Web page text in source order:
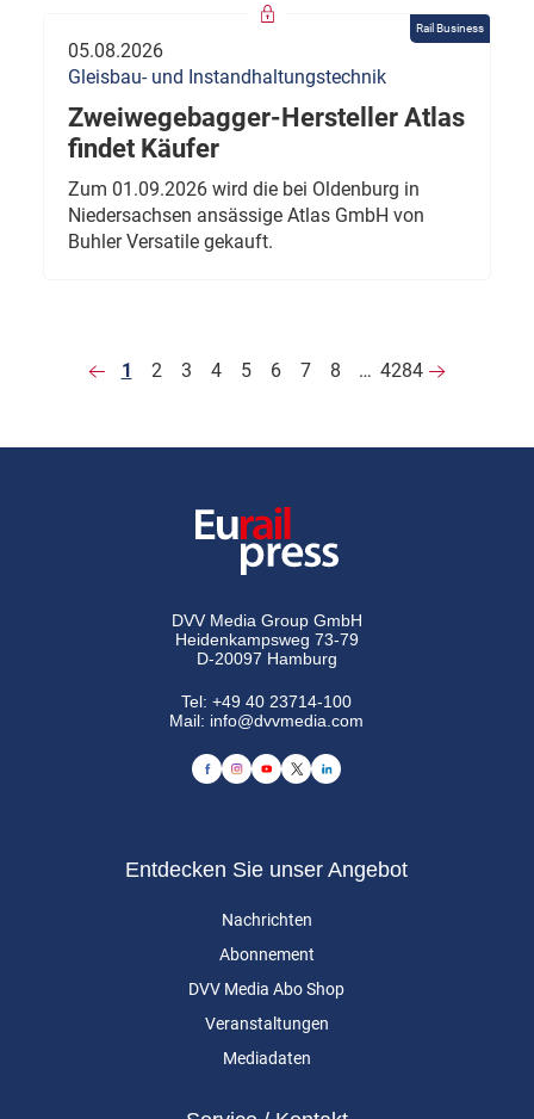
Rail Business
05.08.2026
Gleisbau- und Instandhaltungstechnik
Zweiwegebagger-Hersteller Atlas
findet Käufer
Zum 01.09.2026 wird die bei Oldenburg in
Niedersachsen ansässige Atlas GmbH von
Buhler Versatile gekauft.
1 2 3 4 5 6 7 8 … 4284
DVV Media Group GmbH
Heidenkampsweg 73-79
D-20097 Hamburg
Tel:+49 40 23714-100
Mail: info@dvvmedia.com
Entdecken Sie unser Angebot
Nachrichten
Abonnement
DVV Media Abo Shop
Veranstaltungen
Mediadaten